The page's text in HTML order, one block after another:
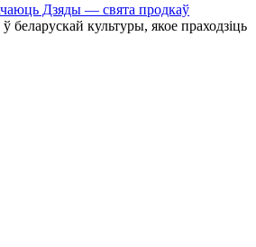
Дзяды — свята продкаў
культуры, якое праходзіць